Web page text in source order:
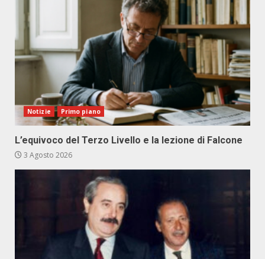
Notizie Primo piano
L’equivoco del Terzo Livello e la lezione di Falcone
3 Agosto 2026